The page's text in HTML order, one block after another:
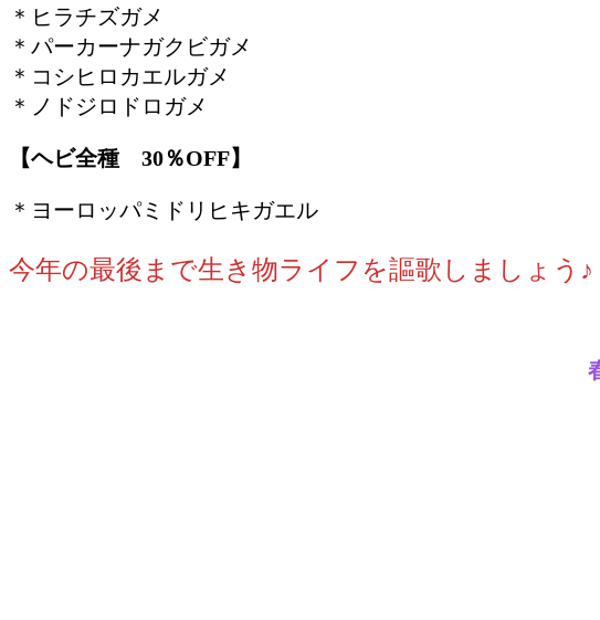
＊ヒラチズガメ
＊パーカーナガクビガメ
＊コシヒロカエルガメ
＊ノドジロドロガメ
【ヘビ全種 30％OFF】
＊ヨーロッパミドリヒキガエル
今年の最後まで生き物ライフを謳歌しましょう♪